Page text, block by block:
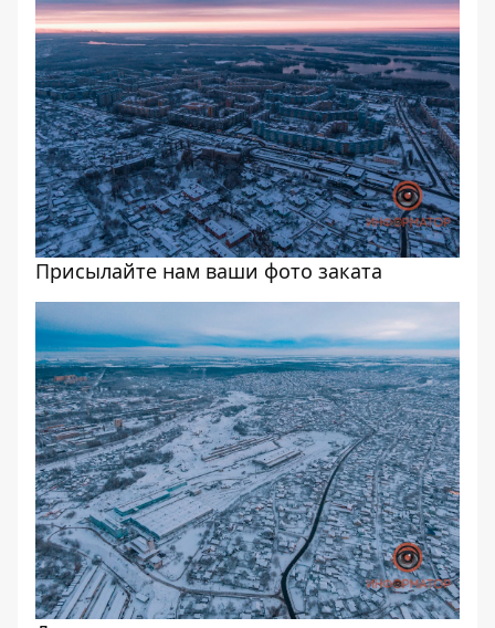
Присылайте нам ваши фото заката